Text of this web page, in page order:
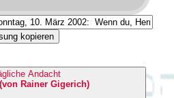
kopieren
Andacht
Rainer Gigerich)